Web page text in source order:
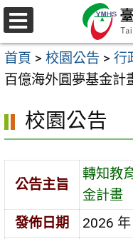
跳
至
主
要
容
區
選
單
首頁 > 校園公告 > 行
百億海外圓夢基金計
校園公告
公告主旨
轉知教
金計畫
發佈日期
2026